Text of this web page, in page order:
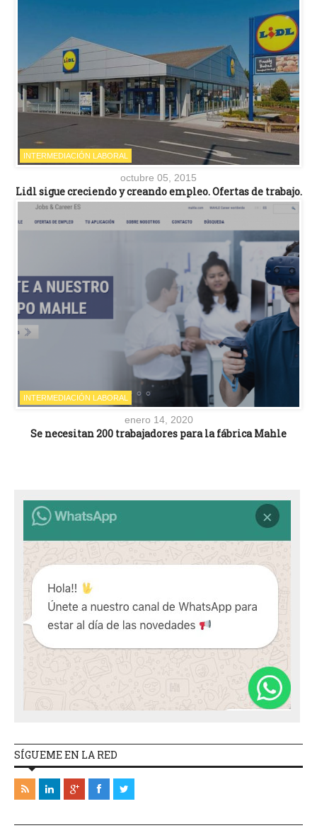
INTERMEDIACIÓN LABORAL
octubre 05, 2015
Lidl sigue creciendo y creando empleo. Ofertas de trabajo.
INTERMEDIACIÓN LABORAL
enero 14, 2020
Se necesitan 200 trabajadores para la fábrica Mahle
SÍGUEME EN LA RED